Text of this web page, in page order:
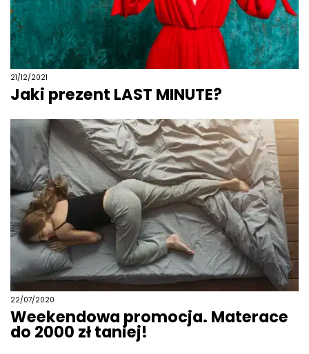
21/12/2021
Jaki prezent LAST MINUTE?
22/07/2020
Weekendowa promocja. Materace
do 2000 zł taniej!